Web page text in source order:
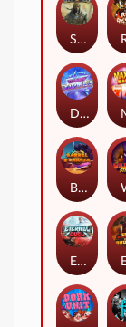
Sand and Ashes
Dandy Diamonds
Barrel Bonanza
Eternal Duel